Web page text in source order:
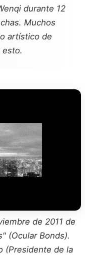
durante 12
Muchos
artístico de
esto.
de 2011 de
(Ocular Bonds).
(Presidente de la